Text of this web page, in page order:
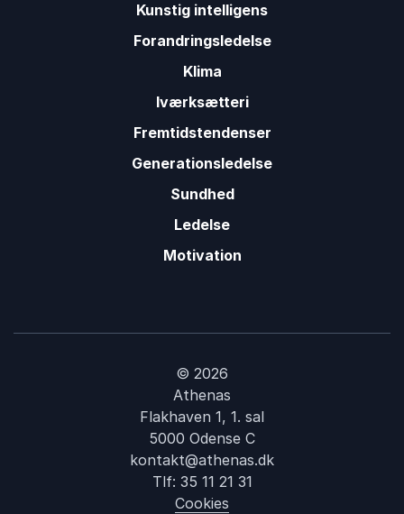
Kunstig intelligens
Forandringsledelse
Klima
Iværksætteri
Fremtidstendenser
Generationsledelse
Sundhed
Ledelse
Motivation
© 2026
Athenas
Flakhaven 1, 1. sal
5000 Odense C
kontakt@athenas.dk
Tlf: 35 11 21 31
Cookies